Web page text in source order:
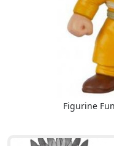
Figurine